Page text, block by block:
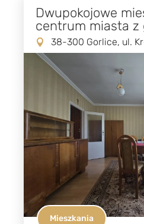
Dwupokojowe
centrum miasta z
38-300 Gorlice, ul.
Mieszkania